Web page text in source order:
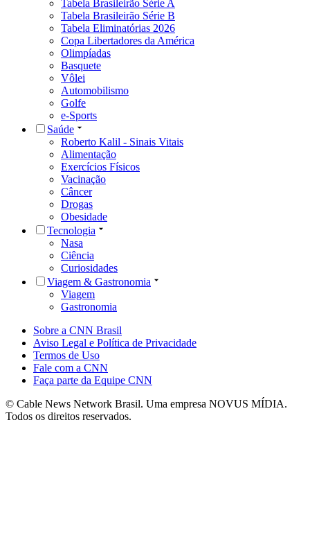
Tabela Brasileirão Série A
Tabela Brasileirão Série B
Tabela Eliminatórias 2026
Copa Libertadores da América
Olimpíadas
Basquete
Vôlei
Automobilismo
Golfe
e-Sports
Saúde
Roberto Kalil - Sinais Vitais
Alimentação
Exercícios Físicos
Vacinação
Câncer
Drogas
Obesidade
Tecnologia
Nasa
Ciência
Curiosidades
Viagem & Gastronomia
Viagem
Gastronomia
Sobre a CNN Brasil
Aviso Legal e Política de Privacidade
Termos de Uso
Fale com a CNN
Faça parte da Equipe CNN
© Cable News Network Brasil. Uma empresa NOVUS MÍDIA.
Todos os direitos reservados.